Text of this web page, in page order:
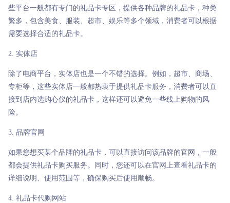
些平台一般都有专门的礼品卡专区，提供各种品牌的礼品卡，种类
繁多，包含美食、服装、超市、娱乐等多个领域，消费者可以根据
需要选择合适的礼品卡。
2. 实体店
除了电商平台，实体店也是一个不错的选择。例如，超市、商场、
专柜等，这些实体店一般都热衷于提供礼品卡服务，消费者可以直
接到店内选购心仪的礼品卡，这样还可以避免一些线上购物的风
险。
3. 品牌官网
如果您想买某个品牌的礼品卡，可以直接访问该品牌的官网，一般
都会提供礼品卡购买服务。同时，您还可以在官网上查看礼品卡的
详细说明、使用范围等，确保购买后使用顺畅。
4. 礼品卡代购网站